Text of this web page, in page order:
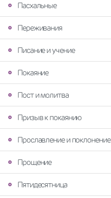
Пасхальные
Переживания
Писание и учение
Покаяние
Пост и молитва
Призыв к покаянию
Прославление и поклонение
Прощение
Пятидесятница